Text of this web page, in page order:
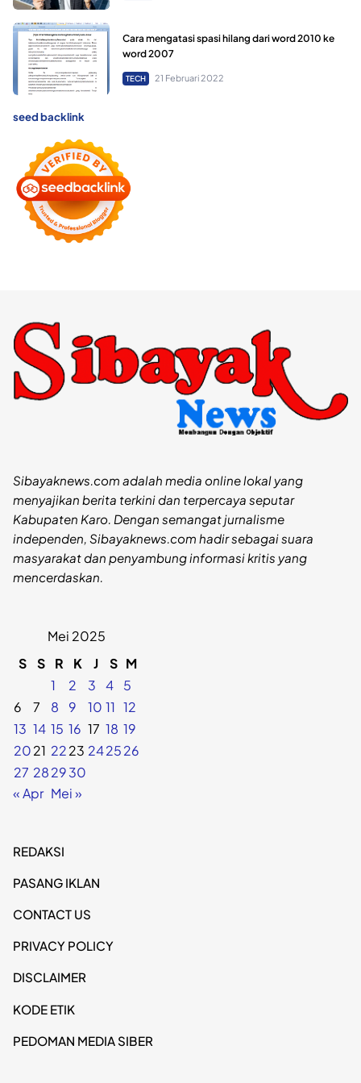
Cara mengatasi spasi hilang dari word 2010 ke
word 2007
TECH 21 Februari 2022
seed backlink
Sibayaknews.com adalah media online lokal yang
menyajikan berita terkini dan terpercaya seputar
Kabupaten Karo. Dengan semangat jurnalisme
independen, Sibayaknews.com hadir sebagai suara
masyarakat dan penyambung informasi kritis yang
mencerdaskan.
Mei 2025
S
S R K J S M
1
2 3 4
5
6
7 8 9 10 11 12
13 14 15 16 17 18 19
2021 2223 242526
27 282930
« Apr Mei »
REDAKSI
PASANG IKLAN
CONTACT US
PRIVACY POLICY
DISCLAIMER
KODE ETIK
PEDOMAN MEDIA SIBER